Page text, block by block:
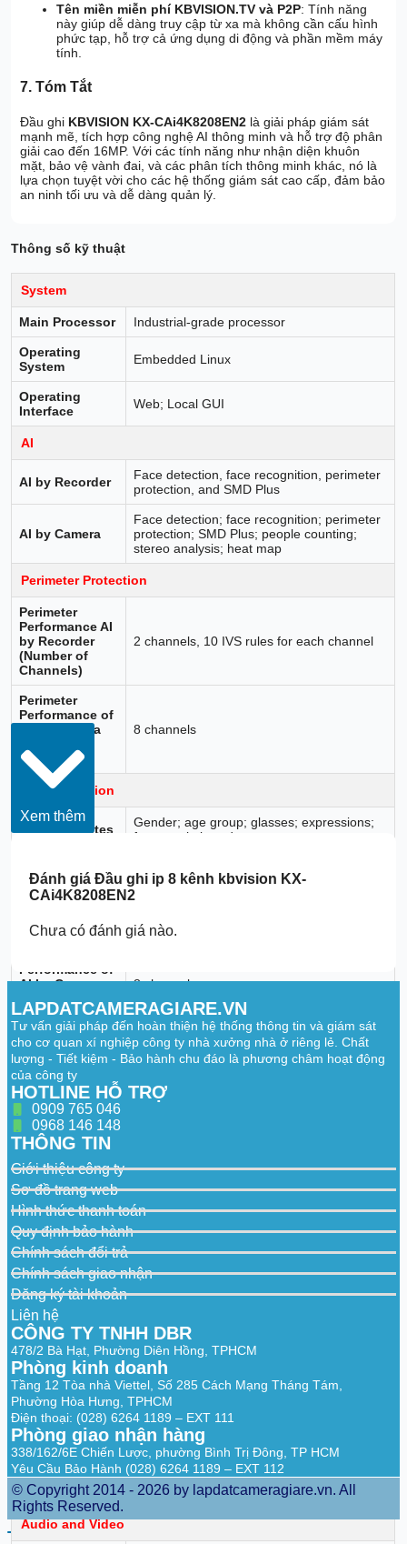
Tên miền miễn phí KBVISION.TV và P2P: Tính năng
này giúp dễ dàng truy cập từ xa mà không cần cấu hình
phức tạp, hỗ trợ cả ứng dụng di động và phần mềm máy
tính.
7. Tóm Tắt
Đầu ghi KBVISION KX-CAi4K8208EN2 là giải pháp giám sát
mạnh mẽ, tích hợp công nghệ AI thông minh và hỗ trợ độ phân
giải cao đến 16MP. Với các tính năng như nhận diện khuôn
mặt, bảo vệ vành đai, và các phân tích thông minh khác, nó là
lựa chọn tuyệt vời cho các hệ thống giám sát cao cấp, đảm bảo
an ninh tối ưu và dễ dàng quản lý.
Thông số kỹ thuật
System
Main Processor Industrial-grade processor
Operating
System
Embedded Linux
Operating
Interface
Web; Local GUI
AI
AI by Recorder
Face detection, face recognition, perimeter
protection, and SMD Plus
AI by Camera
Face detection; face recognition; perimeter
protection; SMD Plus; people counting;
stereo analysis; heat map
Perimeter Protection
Perimeter
Performance AI
by Recorder
(Number of
Channels)
2 channels, 10 IVS rules for each channel
Perimeter
Performance of
AI by Camera
Channels)
8 channels
Face Detection
Face Attributes
Gender; age group; glasses; expressions;
face mask; beard
Performance of
AI by Recorder
Channels)
1 channel (up to 12 face images/s each
channel)
Performance of
AI by Camera
Channels)
8 channels
Face Recognition
Face Database
Capacity
images, with a total capacity of 2.5 G.
Name, gender, birthday, address, credential
Face
Recognition
Performance of
AI by Recorder
(Number of
Channels)
recorder),image stream: 12 face images/s
1-channel FD (by recorder) + FR (by
Face
Recognition
Performance of
AI by Camera
(Number of
Channels)
SMD Plus
SMD Plus by
Recorder
4 channels: Secondary filtering for human
and motor vehicle, reducing false alarms
caused by leaves, rain and lighting
condition change
SMD Plus by
Camera
8 channels
Audio and Video
Xem thêm
Đánh giáĐầu ghi ip 8 kênh kbvision KX-
CAi4K8208EN2
Chưa có đánh giá nào.
LAPDATCAMERAGIARE.VN
Tư vấn giải pháp đến hoàn thiện hệ thống thông tin và giám sát
cho cơ quan xí nghiệp công ty nhà xưởng nhà ở riêng lẻ. Chất
lượng - Tiết kiệm - Bảo hành chu đáo là phương châm hoạt động
của công ty
HOTLINE HỖ TRỢ
0909 765 046
0968 146 148
THÔNG TIN
Giới thiệu công ty
Sơ đồ trang web
Hình thức thanh toán
Quy định bảo hành
Chính sách đổi trả
Chính sách giao nhận
Đăng ký tài khoản
Liên hệ
CÔNG TY TNHH DBR
478/2 Bà Hạt, Phường Diên Hồng, TPHCM
Phòng kinh doanh
Tầng 12 Tòa nhà Viettel, Số 285 Cách Mạng Tháng Tám,
Phường Hòa Hưng, TPHCM
Điện thoại: (028) 6264 1189 – EXT 111
Phòng giao nhận hàng
338/162/6E Chiến Lược, phường Bình Trị Đông, TP HCM
Yêu Cầu Bảo Hành (028) 6264 1189 – EXT 112
© Copyright 2014 - 2026 by lapdatcameragiare.vn. All
Rights Reserved.